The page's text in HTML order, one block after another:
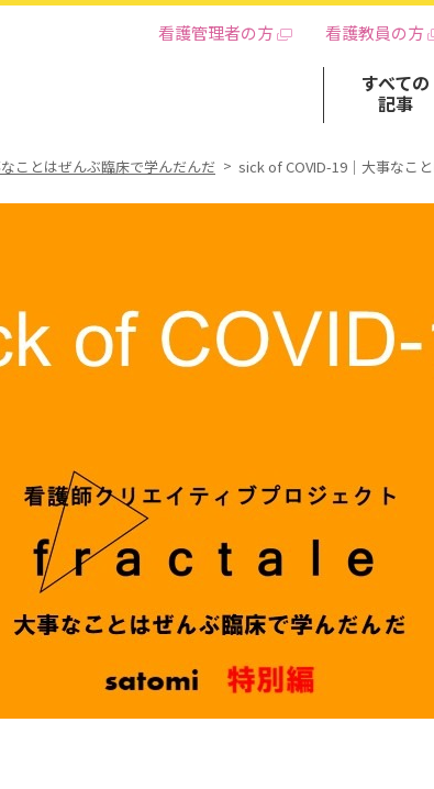
看護管理者の方 看護教員の方
すべての
記事
ことはぜんぶ臨床で学んだんだ sick of COVID-19｜大事なこ